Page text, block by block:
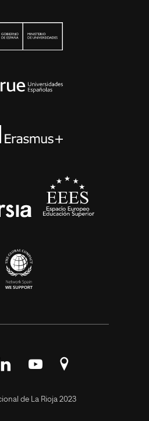
en Instagram
Síguenos en LinkedIn
Síguenos en YouTube
Encuéntranos en
de La Rioja 2023